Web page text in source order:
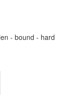
- bound - hard